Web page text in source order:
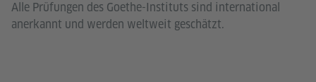
Alle Prüfungen des Goethe-Instituts sind international
anerkannt und werden weltweit geschätzt.